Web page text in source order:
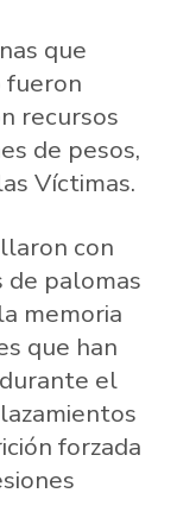
que
fueron
recursos
de pesos,
Víctimas.
con
de palomas
memoria
que han
el
forzada